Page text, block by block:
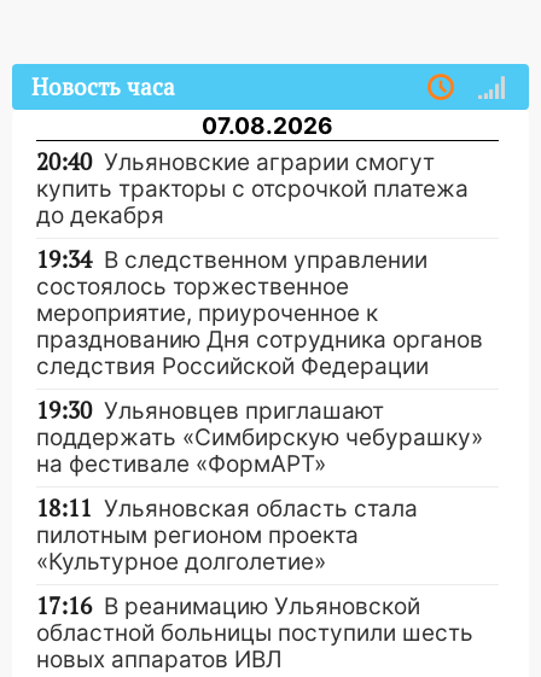
Новость часа
07.08.2026
20:40 Ульяновские аграрии смогут
купить тракторы с отсрочкой платежа
до декабря
19:34 В следственном управлении
состоялось торжественное
мероприятие, приуроченное к
празднованию Дня сотрудника органов
следствия Российской Федерации
19:30 Ульяновцев приглашают
поддержать «Симбирскую чебурашку»
на фестивале «ФормАРТ»
18:11 Ульяновская область стала
пилотным регионом проекта
«Культурное долголетие»
17:16 В реанимацию Ульяновской
областной больницы поступили шесть
новых аппаратов ИВЛ